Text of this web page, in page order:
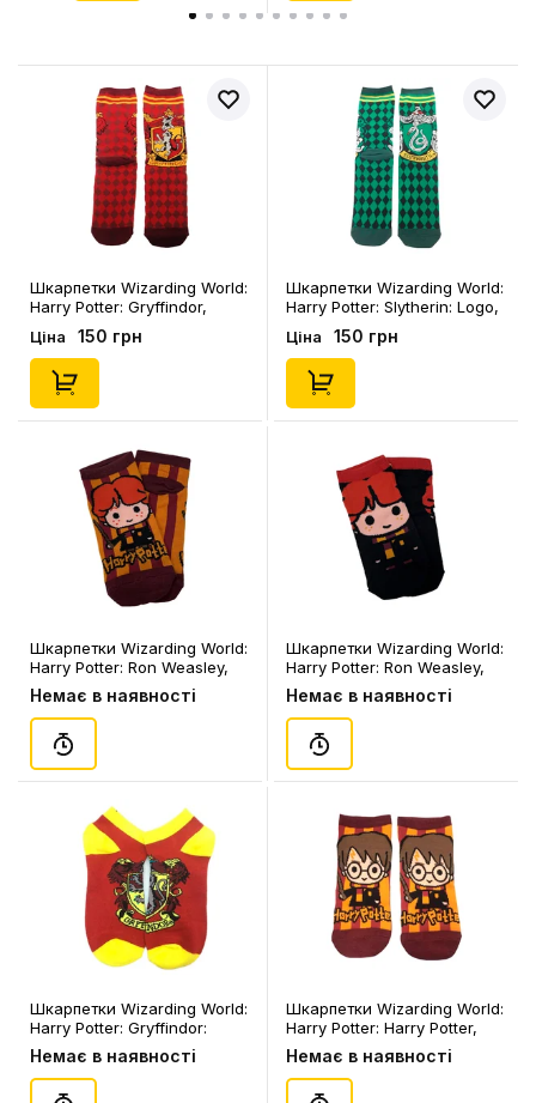
Шкарпетки Wizarding World:
Harry Potter: Gryffindor,
(91079)
Ціна 150 грн
Шкарпетки Wizarding World:
Harry Potter: Slytherin: Logo,
(91078)
Ціна 150 грн
Шкарпетки Wizarding World:
Harry Potter: Ron Weasley,
(91062)
Немає в наявності
Шкарпетки Wizarding World:
Harry Potter: Ron Weasley,
(91066)
Немає в наявності
Шкарпетки Wizarding World:
Harry Potter: Gryffindor:
Logo, (91251)
Немає в наявності
Шкарпетки Wizarding World:
Harry Potter: Harry Potter,
(91061)
Немає в наявності